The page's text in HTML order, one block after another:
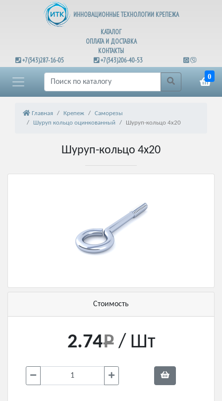
ИННОВАЦИОННЫЕ ТЕХНОЛОГИИ КРЕПЕЖА
КАТАЛОГ
ОПЛАТА И ДОСТАВКА
КОНТАКТЫ
+7(343)287-16-05
+7(343)206-40-53
0
Главная Крепеж
Саморезы
Шуруп кольцо оцинкованный
Шуруп-кольцо 4х20
Шуруп-кольцо 4х20
Стоимость
2.74 / Шт